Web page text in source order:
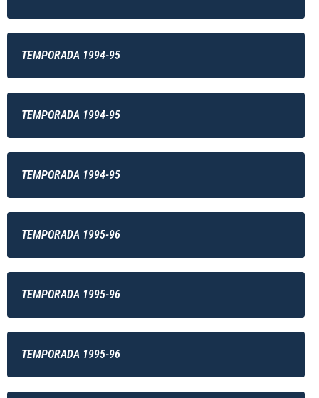
TEMPORADA 1994-95
TEMPORADA 1994-95
TEMPORADA 1994-95
TEMPORADA 1995-96
TEMPORADA 1995-96
TEMPORADA 1995-96